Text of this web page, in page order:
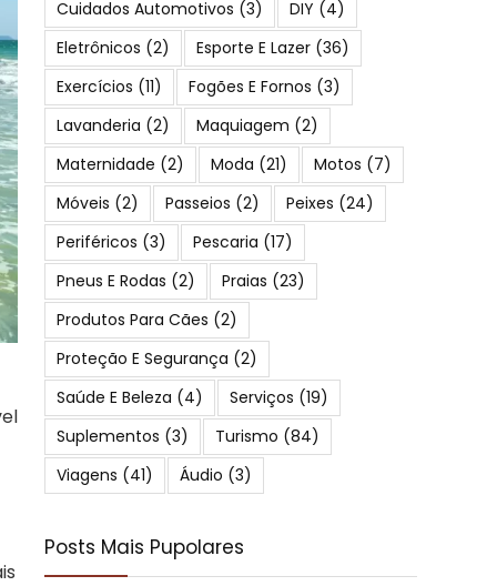
Cuidados Automotivos (3) DIY (4)
Eletrônicos (2) Esporte E Lazer (36)
Exercícios (11) Fogões E Fornos (3)
Lavanderia (2) Maquiagem (2)
Maternidade (2) Moda (21) Motos (7)
Móveis (2) Passeios (2) Peixes (24)
Periféricos (3) Pescaria (17)
Pneus E Rodas (2) Praias (23)
Produtos Para Cães (2)
Proteção E Segurança (2)
Saúde E Beleza (4) Serviços (19)
Suplementos (3) Turismo (84)
Viagens (41) Áudio (3)
Posts Mais Pupolares